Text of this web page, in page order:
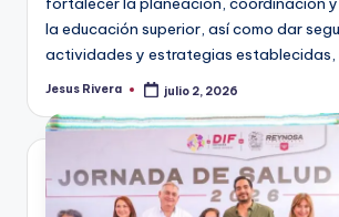
la educación superior, así como dar
actividades y estrategias establecidas,
Publicado
Jesus Rivera julio 2, 2026